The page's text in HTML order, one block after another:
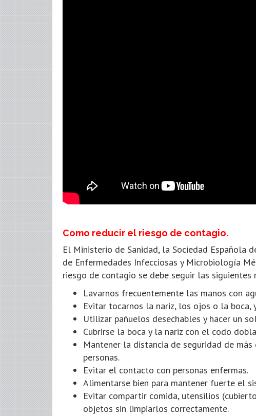
Como reducir el riesgo de contagio.
El Ministerio de Sanidad, la Sociedad Española
de Enfermedades Infecciosas y Microbiología
riesgo de contagio se debe seguir las siguientes
Lavarnos frecuentemente las manos con
Evitar tocarnos la nariz, los ojos o la
Utilizar pañuelos desechables y hacer un
Cubrirse la boca y la nariz con el codo
Mantener la distancia de seguridad de
personas.
Evitar el contacto con personas enfermas.
Alimentarse bien para mantener fuerte el
Evitar compartir comida, utensilios
objetos sin limpiarlos correctamente.